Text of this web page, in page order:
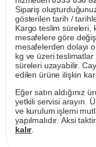
Sipariş
gösterilen tarih /
Kargo teslim süreleri,
mesafelere göre
mesafelerden dolayı
kg ve üzeri
süreleri uzayabilir.
edilen ürüne ilişkin
Eğer satın aldığınız
yetkili servisi arayın.
ve kurulum işlemi
yapılmalıdır. Aksi
kalır.